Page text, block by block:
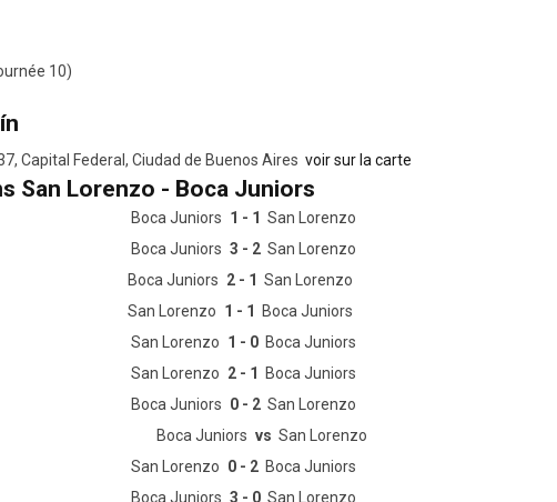
10)
Capital Federal, Ciudad de Buenos Aires voir sur la carte
San Lorenzo - Boca Juniors
Boca Juniors 1 - 1 San Lorenzo
Boca Juniors 3 - 2 San Lorenzo
Boca Juniors 2 - 1 San Lorenzo
San Lorenzo 1 - 1 Boca Juniors
San Lorenzo 1 - 0 Boca Juniors
San Lorenzo 2 - 1 Boca Juniors
Boca Juniors 0 - 2 San Lorenzo
Boca Juniors vs San Lorenzo
San Lorenzo 0 - 2 Boca Juniors
Boca Juniors 3 - 0 San Lorenzo